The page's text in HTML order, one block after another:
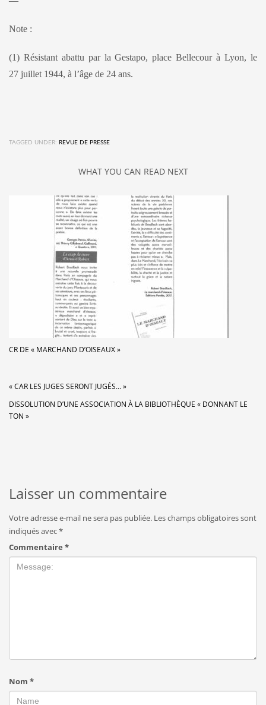
Note :
(1) Résistant abattu par la Gestapo, place Bellecour à Lyon, le
27 juillet 1944, à l’âge de 24 ans.
TAGGED UNDER: REVUE DE PRESSE
WHAT YOU CAN READ NEXT
CR DE « MARCHAND D’OISEAUX »
« CAR LES JUGES SERONT JUGÉS… »
DISSOLUTION D’UNE ASSOCIATION À LA BIBLIOTHÈQUE « DONNANT LE
TON »
Laisser un commentaire
Votre adresse e-mail ne sera pas publiée. Les champs obligatoires sont
indiqués avec*
Commentaire *
Nom *